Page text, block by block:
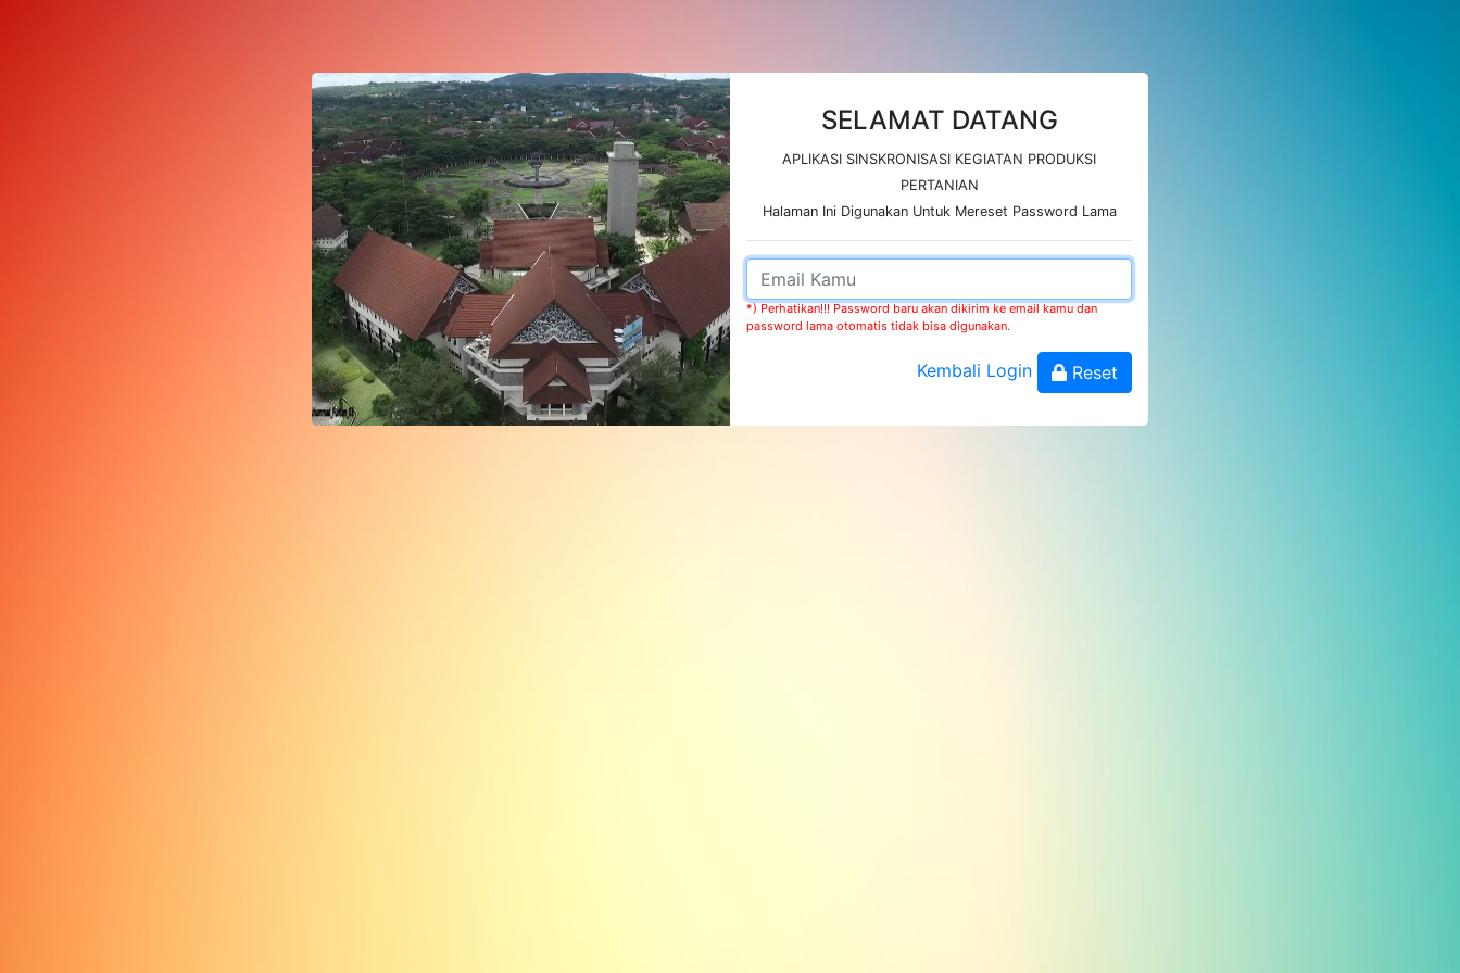
SELAMAT DATANG
APLIKASI SINSKRONISASI KEGIATAN PRODUKSI
PERTANIAN
Halaman Ini Digunakan Untuk Mereset Password Lama
*) Perhatikan!!! Password baru akan dikirim ke email kamu dan
password lama otomatis tidak bisa digunakan.
Kembali Login Reset